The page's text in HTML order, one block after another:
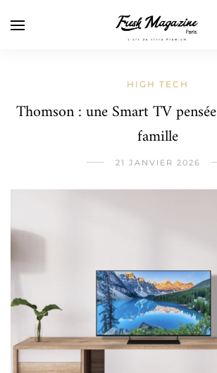
HIGH TECH
Thomson : une Smart TV
famille
21 JANVIER 2026